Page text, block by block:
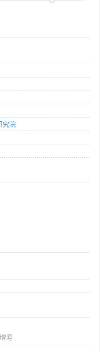
究院
寿